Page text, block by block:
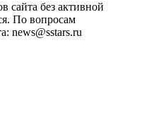
сайта без активной
По вопросам
news@sstars.ru